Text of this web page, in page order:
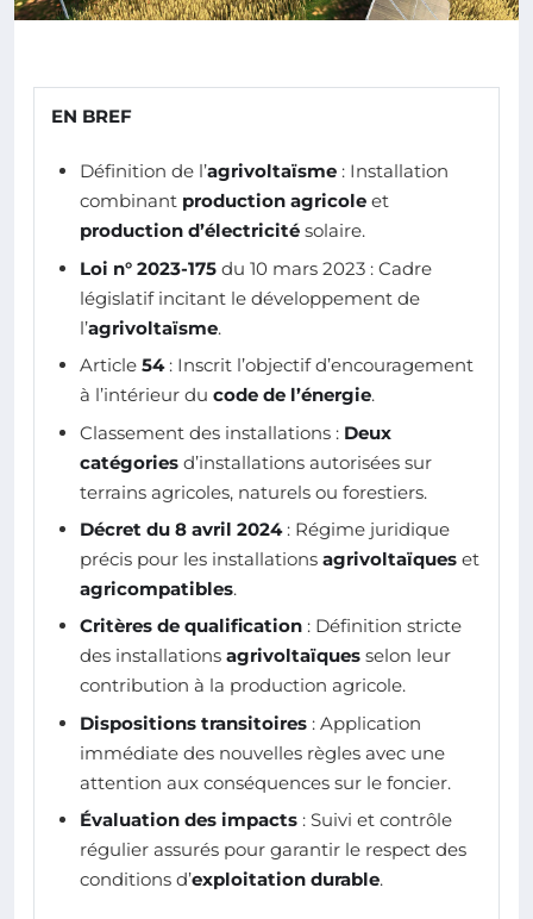
EN BREF
Définition de l’agrivoltaïsme : Installation
combinant production agricole et
production d’électricité solaire.
Loi n° 2023-175 du 10 mars 2023 : Cadre
législatif incitant le développement de
l’agrivoltaïsme.
Article 54: Inscrit l’objectif d’encouragement
à l’intérieur du code de l’énergie.
Classement des installations : Deux
catégories d’installations autorisées sur
terrains agricoles, naturels ou forestiers.
Décret du 8 avril 2024: Régime juridique
précis pour les installations agrivoltaïques et
agricompatibles.
Critères de qualification : Définition stricte
des installations agrivoltaïques selon leur
contribution à la production agricole.
Dispositions transitoires : Application
immédiate des nouvelles règles avec une
attention aux conséquences sur le foncier.
Évaluation des impacts : Suivi et contrôle
régulier assurés pour garantir le respect des
conditions d’exploitation durable.